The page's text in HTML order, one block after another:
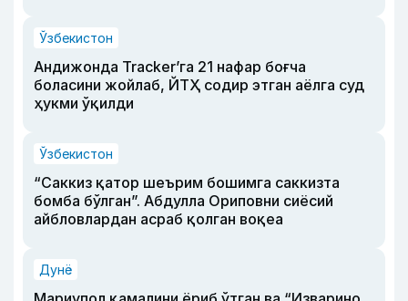
Ўзбекистон
Андижонда Tracker’га 21 нафар боғча
боласини жойлаб, ЙТҲ содир этган аёлга суд
ҳукми ўқилди
Ўзбекистон
“Саккиз қатор шеърим бошимга саккизта
бомба бўлган”. Абдулла Ориповни сиёсий
айбловлардан асраб қолган воқеа
Дунё